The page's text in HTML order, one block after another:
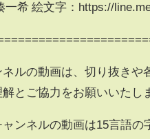
一希 絵文字：https://
ルの動画は、切り抜きや
とご協力をお願いいたし
ンネルの動画は15言語の